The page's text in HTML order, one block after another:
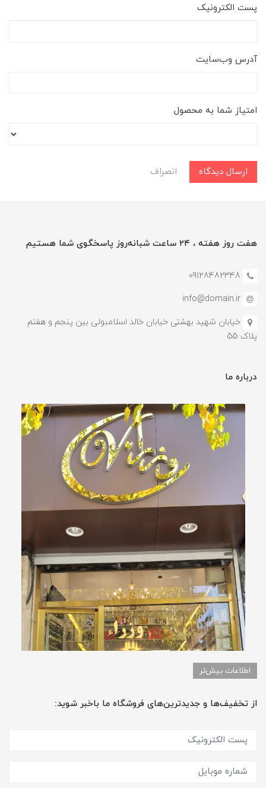
پست الکترونیک
آدرس وب‌سایت
امتیاز شما به محصول
ارسال دیدگاه انصراف
هفت روز هفته ، ۲۴ ساعت شبانه‌روز پاسخگوی شما هستیم
09128482348
info@domain.ir
خیابان شهید بهشتی خیابان خالد اسلامبولی بین پنجم و هفتم
پلاک 55
درباره ما
اطلاعات بیش‌تر
از تخفیف‌ها و جدیدترین‌های فروشگاه ما باخبر شوید: